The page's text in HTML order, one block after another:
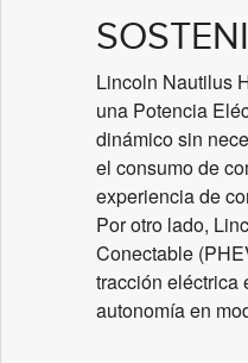
Lincoln Nautilus
una Potencia
dinámico sin
el consumo de
experiencia de
Por otro lado,
Conectable
tracción eléctrica
autonomía en